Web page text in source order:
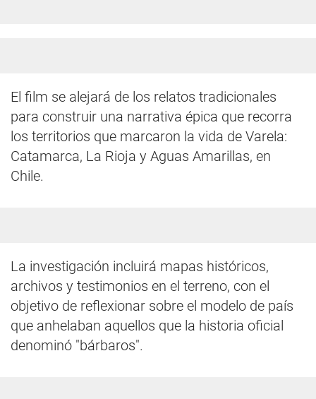
El film se alejará de los relatos tradicionales
para construir una narrativa épica que recorra
los territorios que marcaron la vida de Varela:
Catamarca, La Rioja y Aguas Amarillas, en
Chile.
La investigación incluirá mapas históricos,
archivos y testimonios en el terreno, con el
objetivo de reflexionar sobre el modelo de país
que anhelaban aquellos que la historia oficial
denominó "bárbaros".